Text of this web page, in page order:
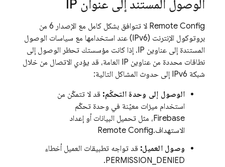
الوصول المستند إلى عنوان IP
Remote Config
لا تتوافق بشكل كامل مع الإصدار 6 من
بروتوكول الإنترنت (IPv6) عند استخدامها مع سياسات الوصول
المستندة إلى عناوين IP. إذا كانت مؤسستك تحظر الوصول إلى
نطاقات محددة من عناوين IP العامة، قد يؤدي الاتصال من خلال
شبكة IPv6 إلى حدوث المشاكل التالية:
الوصول إلى وحدة التحكّم: قد لا تتمكّن من
استخدام ميزات معيّنة في وحدة تحكّم
Firebase، مثل تحميل البيانات أو إعداد
الاستهداف.Remote Config
وصول العميل: قد تواجه تطبيقات العميل أخطاء
PERMISSION_DENIED.